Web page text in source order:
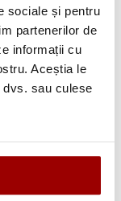
sociale și pentru
partenerilor de
informații cu
Aceștia le
dvs. sau culese